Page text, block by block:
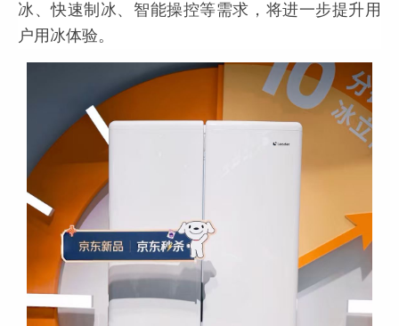
冰、快速制冰、智能操控等需求，将进一步提升用
户用冰体验。